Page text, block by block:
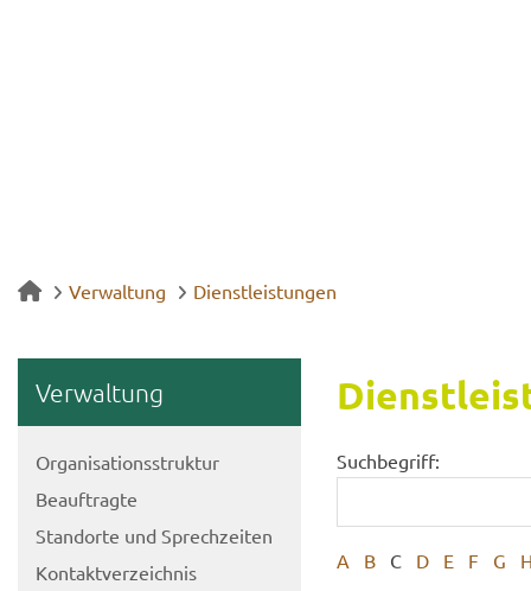
Verwaltung Dienstleistungen
Ver­wal­tung
Or­ga­ni­sa­ti­ons­struk­tur
Be­auf­trag­te
Stand­or­te und Sprech­zei­ten
Kon­takt­ver­zeich­nis
Suchbegriff:
A B C D E F G